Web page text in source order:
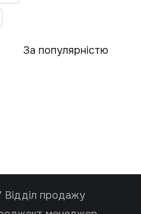
За популярністю
продажу